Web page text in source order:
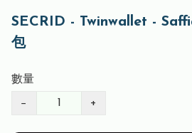
SECRID - Twinwallet -
包
數量
− +